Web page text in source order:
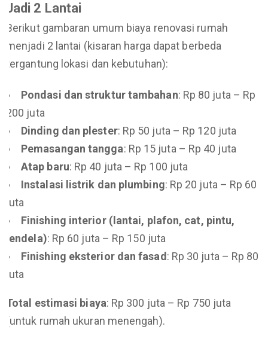
Jadi 2 Lantai
Berikut gambaran umum biaya renovasi rumah
menjadi 2 lantai (kisaran harga dapat berbeda
tergantung lokasi dan kebutuhan):
Pondasi dan struktur tambahan: Rp 80 juta – Rp
200 juta
Dinding dan plester: Rp 50 juta – Rp 120 juta
Pemasangan tangga: Rp 15 juta – Rp 40 juta
Atap baru: Rp 40 juta – Rp 100 juta
Instalasi listrik dan plumbing: Rp 20 juta – Rp 60
juta
Finishing interior (lantai, plafon, cat, pintu,
jendela): Rp 60 juta – Rp 150 juta
Finishing eksterior dan fasad : Rp 30 juta – Rp 80
juta
Total estimasi biaya: Rp 300 juta – Rp 750 juta
(untuk rumah ukuran menengah).